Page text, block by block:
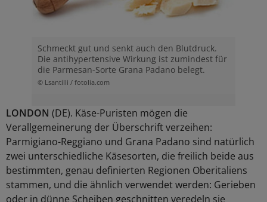
Schmeckt gut und senkt auch den Blutdruck.
Die antihypertensive Wirkung ist zumindest für
die Parmesan-Sorte Grana Padano belegt.
© Lsantilli / fotolia.com
LONDON (DE). Käse-Puristen mögen die
Verallgemeinerung der Überschrift verzeihen:
Parmigiano-Reggiano und Grana Padano sind natürlich
zwei unterschiedliche Käsesorten, die freilich beide aus
bestimmten, genau definierten Regionen Oberitaliens
stammen, und die ähnlich verwendet werden: Gerieben
oder in dünne Scheiben geschnitten veredeln sie